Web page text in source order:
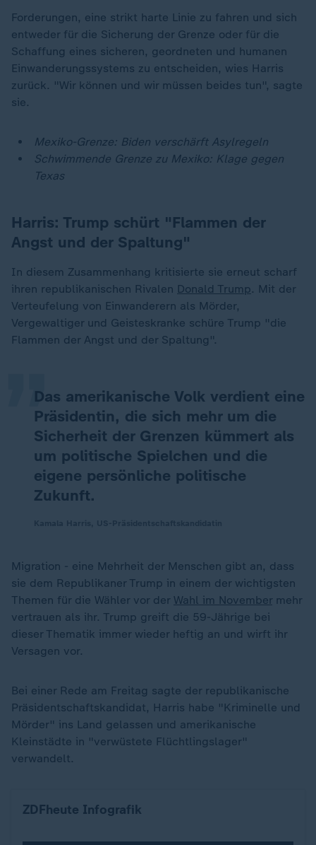
Forderungen, eine strikt harte Linie zu fahren und sich
entweder für die Sicherung der Grenze oder für die
Schaffung eines sicheren, geordneten und humanen
Einwanderungssystems zu entscheiden, wies Harris
zurück. "Wir können und wir müssen beides tun", sagte
sie.
Mexiko-Grenze: Biden verschärft Asylregeln
Schwimmende Grenze zu Mexiko: Klage gegen
Texas
Harris: Trump schürt "Flammen der
Angst und der Spaltung"
In diesem Zusammenhang kritisierte sie erneut scharf
ihren republikanischen Rivalen Donald Trump. Mit der
Verteufelung von Einwanderern als Mörder,
Vergewaltiger und Geisteskranke schüre Trump "die
Flammen der Angst und der Spaltung".
Das amerikanische Volk verdient eine
Präsidentin, die sich mehr um die
Sicherheit der Grenzen kümmert als
um politische Spielchen und die
eigene persönliche politische
Zukunft.
„
Migration - eine Mehrheit der Menschen gibt an, dass
sie dem Republikaner Trump in einem der wichtigsten
Themen für die Wähler vor der Wahl im November mehr
vertrauen als ihr. Trump greift die 59-Jährige bei
dieser Thematik immer wieder heftig an und wirft ihr
Versagen vor.
Bei einer Rede am Freitag sagte der republikanische
Präsidentschaftskandidat, Harris habe "Kriminelle und
Mörder" ins Land gelassen und amerikanische
Kleinstädte in "verwüstete Flüchtlingslager"
verwandelt.
ZDFheute Infografik